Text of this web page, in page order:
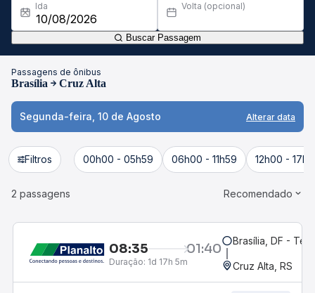
Ida Volta (opcional)
Buscar Passagem
Passagens de ônibus
Brasília Cruz Alta
Segunda-feira, 10 de Agosto Alterar data
Filtros 00h00 - 05h59 06h00 - 11h59 12h00 -
2 passagens Recomendado
08:35 01:40
Duração: 1d 17h 5m
Brasília, DF -
Cruz Alta, RS